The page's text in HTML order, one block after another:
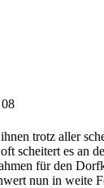
trotz aller
es an
für den
nun in weite